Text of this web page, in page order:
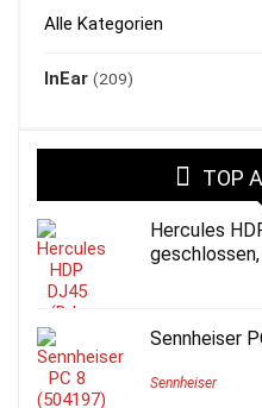
Alle Kategorien
InEar (209)
TOP
Hercules
Sennheiser
Sennheiser